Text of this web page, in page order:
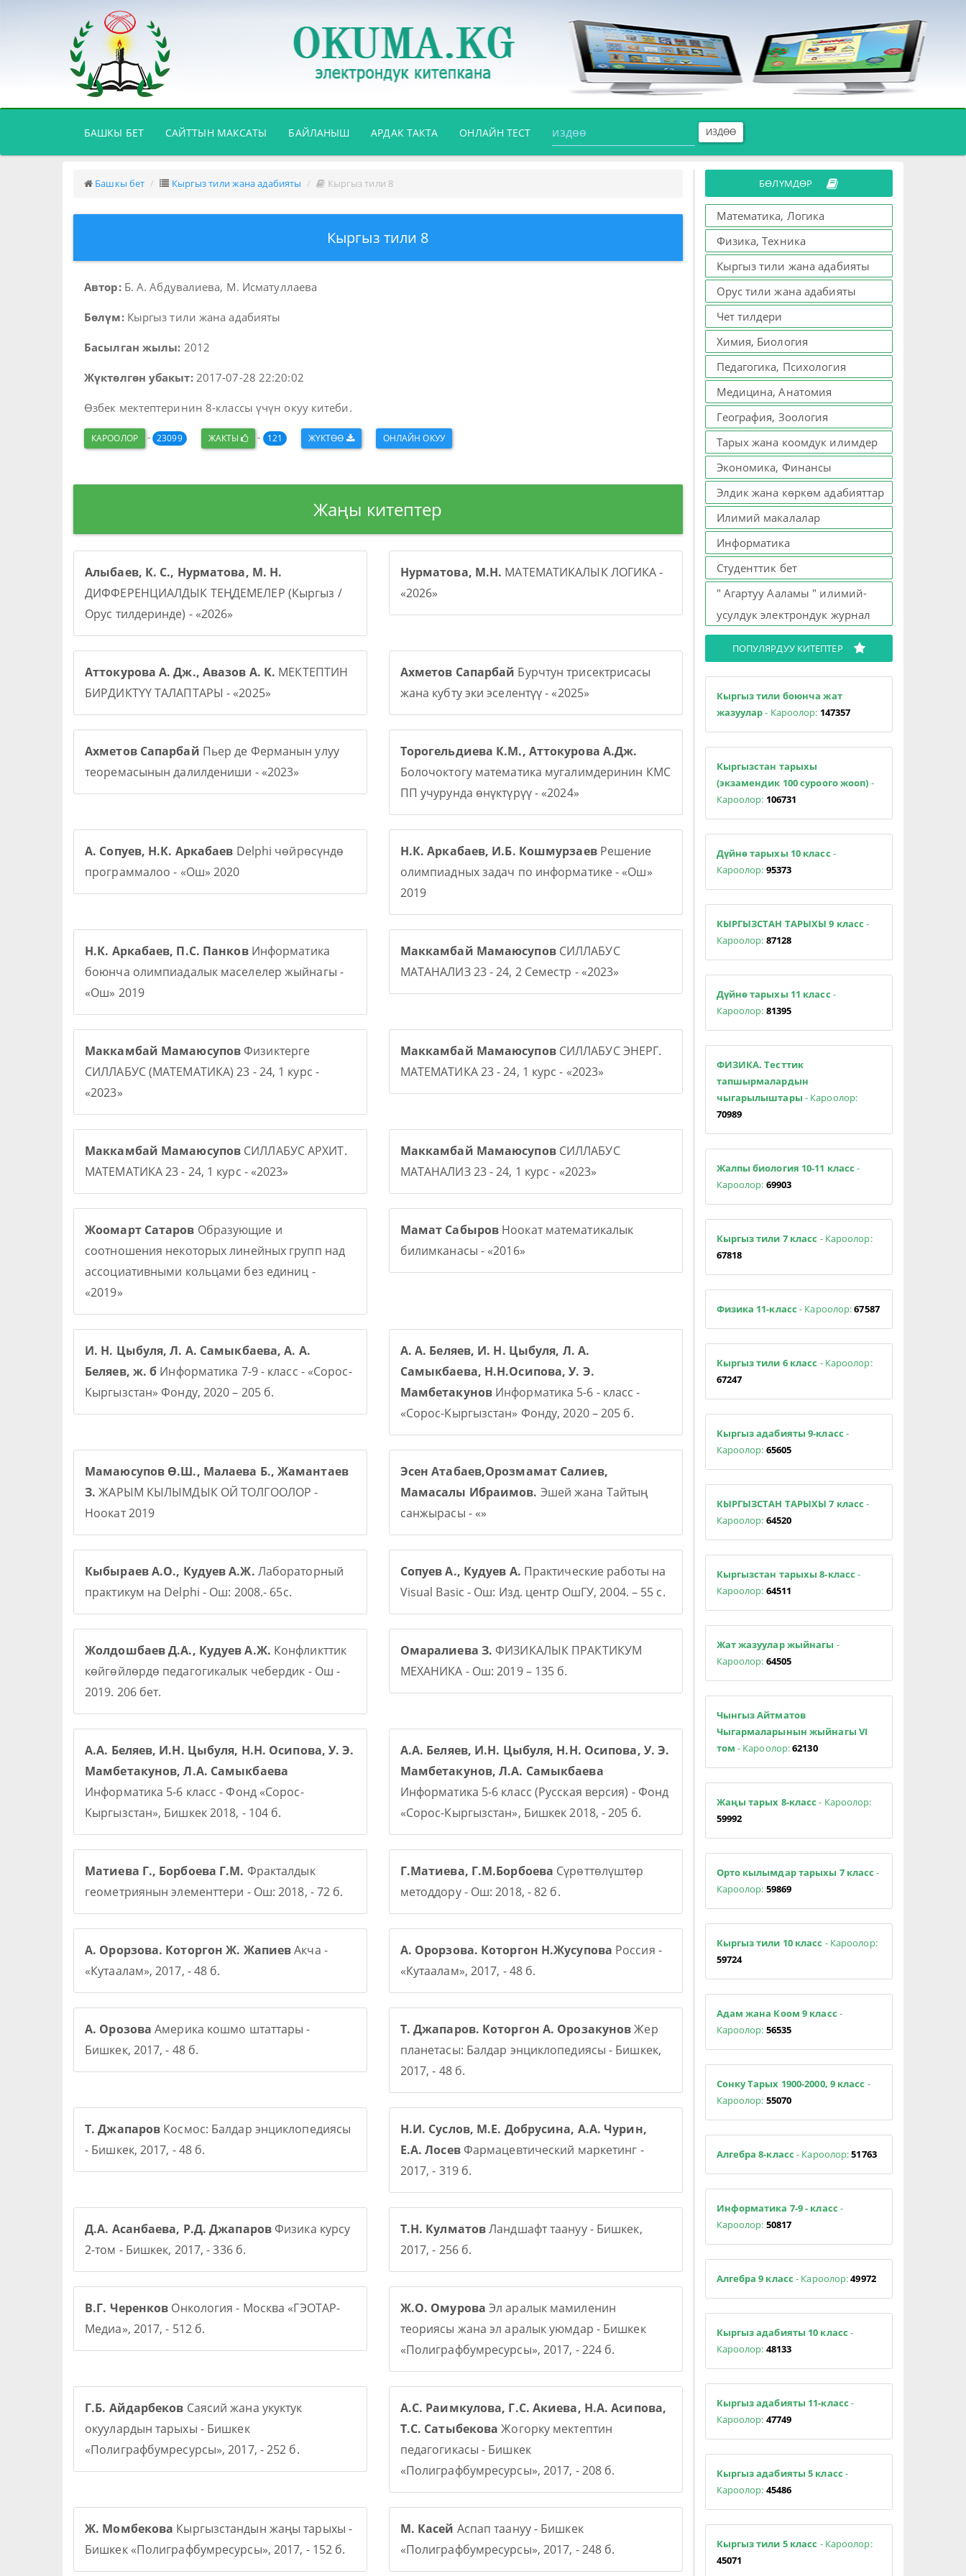
БАШКЫ БЕТ(CURRENT)
САЙТТЫН МАКСАТЫ БАЙЛАНЫШ АРДАК ТАКТА ОНЛАЙН ТЕСТ ИЗДӨӨ
Башкы бет Кыргыз тили жана адабияты Кыргыз тили 8
Кыргыз тили 8
Автор:Б. А. Абдувалиева, М. Исматуллаева
Бөлүм:Кыргыз тили жана адабияты
Басылган жылы: 2012
Жүктөлгөн убакыт:2017-07-28 22:20:02
Өзбек мектептеринин 8-классы үчүн окуу китеби.
КАРООЛОР - 23099 ЖАКТЫ - 121 ЖҮКТӨӨ ОНЛАЙН ОКУУ
Жаңы китептер
Алыбаев, К. С., Нурматова, М. Н.
ДИФФЕРЕНЦИАЛДЫК ТЕҢДЕМЕЛЕР (Кыргыз /
Орус тилдеринде) - «2026»
Нурматова, М.Н. МАТЕМАТИКАЛЫК ЛОГИКА -
«2026»
Аттокурова А. Дж., Авазов А. К. МЕКТЕПТИН
БИРДИКТҮҮ ТАЛАПТАРЫ - «2025»
Ахметов Сапарбай Бурчтун трисектрисасы
жана кубту эки эселентүү - «2025»
Ахметов Сапарбай Пьер де Ферманын улуу
теоремасынын далилдениши - «2023»
Торогельдиева К.М., Аттокурова А.Дж.
Болочоктогу математика мугалимдеринин КМС
ПП учурунда өнүктүрүү - «2024»
А. Сопуев, Н.К. Аркабаев Delphi чөйрөсүндө
программалоо - «Ош» 2020
Н.К. Аркабаев, И.Б. КошмурзаевРешение
олимпиадных задач по информатике - «Ош»
2019
Н.К. Аркабаев, П.С. ПанковИнформатика
боюнча олимпиадалык маселелер жыйнагы -
«Ош» 2019
Маккамбай МамаюсуповСИЛЛАБУС
МАТАНАЛИЗ 23 - 24, 2 Семестр - «2023»
Маккамбай МамаюсуповФизиктерге
СИЛЛАБУС (МАТЕМАТИКА) 23 - 24, 1 курс -
«2023»
Маккамбай МамаюсуповСИЛЛАБУС ЭНЕРГ.
МАТЕМАТИКА 23 - 24, 1 курс - «2023»
Маккамбай Мамаюсупов СИЛЛАБУС АРХИТ.
МАТЕМАТИКА 23 - 24, 1 курс - «2023»
Маккамбай МамаюсуповСИЛЛАБУС
МАТАНАЛИЗ 23 - 24, 1 курс - «2023»
Жоомарт Сатаров Образующие и
соотношения некоторых линейных групп над
ассоциативными кольцами без единиц -
«2019»
Мамат Сабыров Ноокат математикалык
билимканасы - «2016»
И. Н. Цыбуля, Л. А. Самыкбаева, А. А.
Беляев, ж. б Информатика 7-9 - класс - «Сорос-
Кыргызстан» Фонду, 2020 – 205 б.
А. А. Беляев, И. Н. Цыбуля, Л. А.
Самыкбаева, Н.Н.Осипова, У. Э.
МамбетакуновИнформатика 5-6 - класс -
«Сорос-Кыргызстан» Фонду, 2020 – 205 б.
Мамаюсупов Ө.Ш., Малаева Б., Жамантаев
З. ЖАРЫМ КЫЛЫМДЫК ОЙ ТОЛГООЛОР -
Ноокат 2019
Эсен Атабаев,Орозмамат Салиев,
Мамасалы Ибраимов. Эшей жана Тайтың
санжырасы - «»
Кыбыраев А.О., Кудуев А.Ж. Лабораторный
практикум на Delphi - Ош: 2008.- 65с.
Сопуев А., Кудуев А. Практические работы на
Visual Basic - Ош: Изд. центр ОшГУ, 2004. – 55 с.
Жолдошбаев Д.А., Кудуев А.Ж. Конфликттик
көйгөйлөрдө педагогикалык чебердик - Ош -
2019. 206 бет.
Омаралиева З. ФИЗИКАЛЫК ПРАКТИКУМ
МЕХАНИКА - Ош: 2019 – 135 б.
А.А. Беляев, И.Н. Цыбуля, Н.Н. Осипова, У. Э.
Мамбетакунов, Л.А. Самыкбаева
Информатика 5-6 класс - Фонд «Сорос-
Кыргызстан», Бишкек 2018, - 104 б.
А.А. Беляев, И.Н. Цыбуля, Н.Н. Осипова, У. Э.
Мамбетакунов, Л.А. Самыкбаева
Информатика 5-6 класс (Русская версия) - Фонд
«Сорос-Кыргызстан», Бишкек 2018, - 205 б.
Матиева Г., Борбоева Г.М. Фракталдык
геометриянын элементтери - Ош: 2018, - 72 б.
Г.Матиева, Г.М.Борбоева Сүрөттөлүштөр
методдору - Ош: 2018, - 82 б.
А. Орорзова. Которгон Ж. ЖапиевАкча -
«Кутаалам», 2017, - 48 б.
А. Орорзова. Которгон Н.Жусупова Россия -
«Кутаалам», 2017, - 48 б.
А. Орозова Америка кошмо штаттары -
Бишкек, 2017, - 48 б.
Т. Джапаров. Которгон А. ОрозакуновЖер
планетасы: Балдар энциклопедиясы - Бишкек,
2017, - 48 б.
Т. Джапаров Космос: Балдар энциклопедиясы
- Бишкек, 2017, - 48 б.
Н.И. Суслов, М.Е. Добрусина, А.А. Чурин,
Е.А. ЛосевФармацевтический маркетинг -
2017, - 319 б.
Д.А. Асанбаева, Р.Д. ДжапаровФизика курсу
2-том - Бишкек, 2017, - 336 б.
Т.Н. КулматовЛандшафт таануу - Бишкек,
2017, - 256 б.
В.Г. Черенков Онкология - Москва «ГЭОТАР-
Медиа», 2017, - 512 б.
Ж.О. Омурова Эл аралык мамиленин
теориясы жана эл аралык уюмдар - Бишкек
«Полиграфбумресурсы», 2017, - 224 б.
Г.Б. Айдарбеков Саясий жана укуктук
окуулардын тарыхы - Бишкек
«Полиграфбумресурсы», 2017, - 252 б.
А.С. Раимкулова, Г.С. Акиева, Н.А. Асипова,
Т.С. Сатыбекова Жогорку мектептин
педагогикасы - Бишкек
«Полиграфбумресурсы», 2017, - 208 б.
Ж. Момбекова Кыргызстандын жаңы тарыхы -
Бишкек «Полиграфбумресурсы», 2017, - 152 б.
М. Касей Аспап таануу - Бишкек
«Полиграфбумресурсы», 2017, - 248 б.
БӨЛҮМДӨР
Математика, Логика
Физика, Техника
Кыргыз тили жана адабияты
Орус тили жана адабияты
Чет тилдери
Химия, Биология
Педагогика, Психология
Медицина, Анатомия
География, Зоология
Тарых жана коомдук илимдер
Экономика, Финансы
Элдик жана көркөм адабияттар
Илимий макалалар
Информатика
Студенттик бет
" Агартуу Ааламы " илимий-
усулдук электрондук журнал
ПОПУЛЯРДУУ КИТЕПТЕР
Кыргыз тили боюнча жат
жазуулар- Кароолор: 147357
Кыргызстан тарыхы
(экзамендик 100 суроого жооп) -
Кароолор: 106731
Дүйнө тарыхы 10 класс -
Кароолор: 95373
КЫРГЫЗСТАН ТАРЫХЫ 9 класс -
Кароолор: 87128
Дүйнө тарыхы 11 класс -
Кароолор: 81395
ФИЗИКА. Тесттик
тапшырмалардын
чыгарылыштары - Кароолор:
70989
Жалпы биология 10-11 класс -
Кароолор: 69903
Кыргыз тили 7 класс - Кароолор:
67818
Физика 11-класс - Кароолор:67587
Кыргыз тили 6 класс - Кароолор:
67247
Кыргыз адабияты 9-класс -
Кароолор: 65605
КЫРГЫЗСТАН ТАРЫХЫ 7 класс -
Кароолор: 64520
Кыргызстан тарыхы 8-класс -
Кароолор: 64511
Жат жазуулар жыйнагы -
Кароолор: 64505
Чынгыз Айтматов
Чыгармаларынын жыйнагы VI
том - Кароолор:62130
Жаңы тарых 8-класс - Кароолор:
59992
Орто кылымдар тарыхы 7 класс-
Кароолор: 59869
Кыргыз тили 10 класс - Кароолор:
59724
Адам жана Коом 9 класс -
Кароолор: 56535
Сонку Тарых 1900-2000, 9 класс -
Кароолор: 55070
Алгебра 8-класс - Кароолор:51763
Информатика 7-9 - класс -
Кароолор: 50817
Алгебра 9 класс- Кароолор:49972
Кыргыз адабияты 10 класс -
Кароолор: 48133
Кыргыз адабияты 11-класс -
Кароолор: 47749
Кыргыз адабияты 5 класс -
Кароолор: 45486
Кыргыз тили 5 класс - Кароолор:
45071